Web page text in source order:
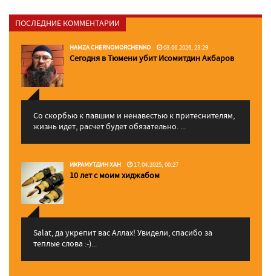
ПОСЛЕДНИЕ КОММЕНТАРИИ
HAMZA CHERNOMORCHENKO 03.06.2026, 23:29
Сегодня в Тюмени убит Исомитдин Акбаров
Со скорбью к павшим и ненавестью к притеснителям,
жизнь идет, расчет будет обязательно. ...
ИКРАМУТДИН ХАН 17.04.2025, 00:27
10 лет с моим хиджабом
Salat, да укрепит вас Аллаx! Увидели, спасибо за
теплые слова :-)...